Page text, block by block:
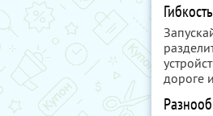
дороге